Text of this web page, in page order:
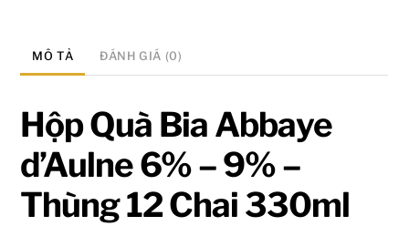
MÔ TẢ ĐÁNH GIÁ (0)
Hộp Quà Bia Abbaye
d’Aulne 6% – 9% –
Thùng 12 Chai 330ml